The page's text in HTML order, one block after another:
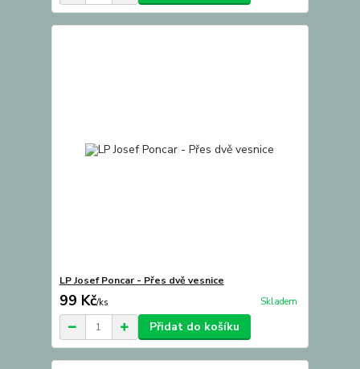
LP Josef Poncar - Přes dvě vesnice
99 Kč/ks Skladem
Přidat do košíku